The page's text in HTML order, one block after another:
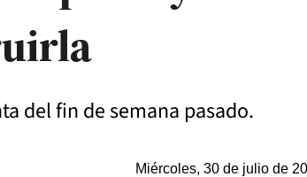
del fin de semana pasado.
Miércoles, 30 de julio de